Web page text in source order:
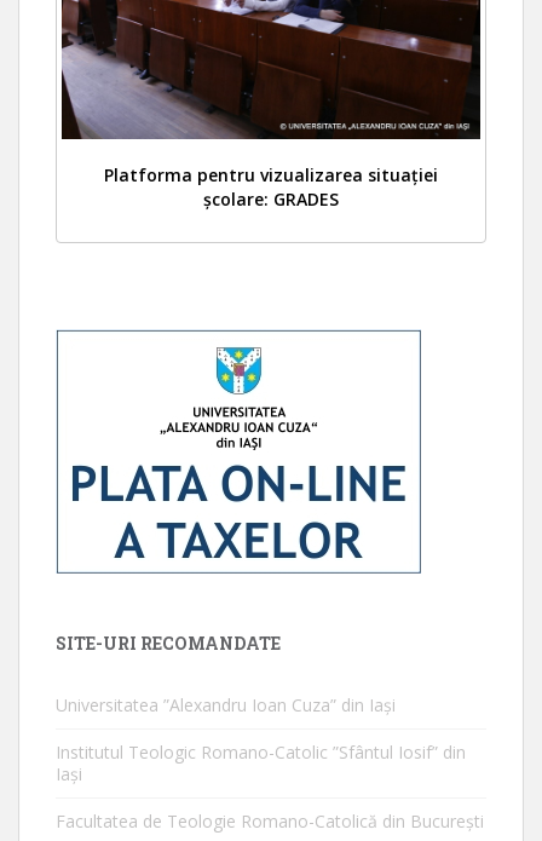
Platforma pentru vizualizarea situației
școlare: GRADES
SITE-URI RECOMANDATE
Universitatea ”Alexandru Ioan Cuza” din Iaşi
Institutul Teologic Romano-Catolic ”Sfântul Iosif” din
Iaşi
Facultatea de Teologie Romano-Catolică din Bucureşti